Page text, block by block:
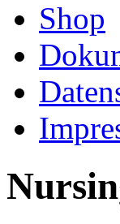
Shop